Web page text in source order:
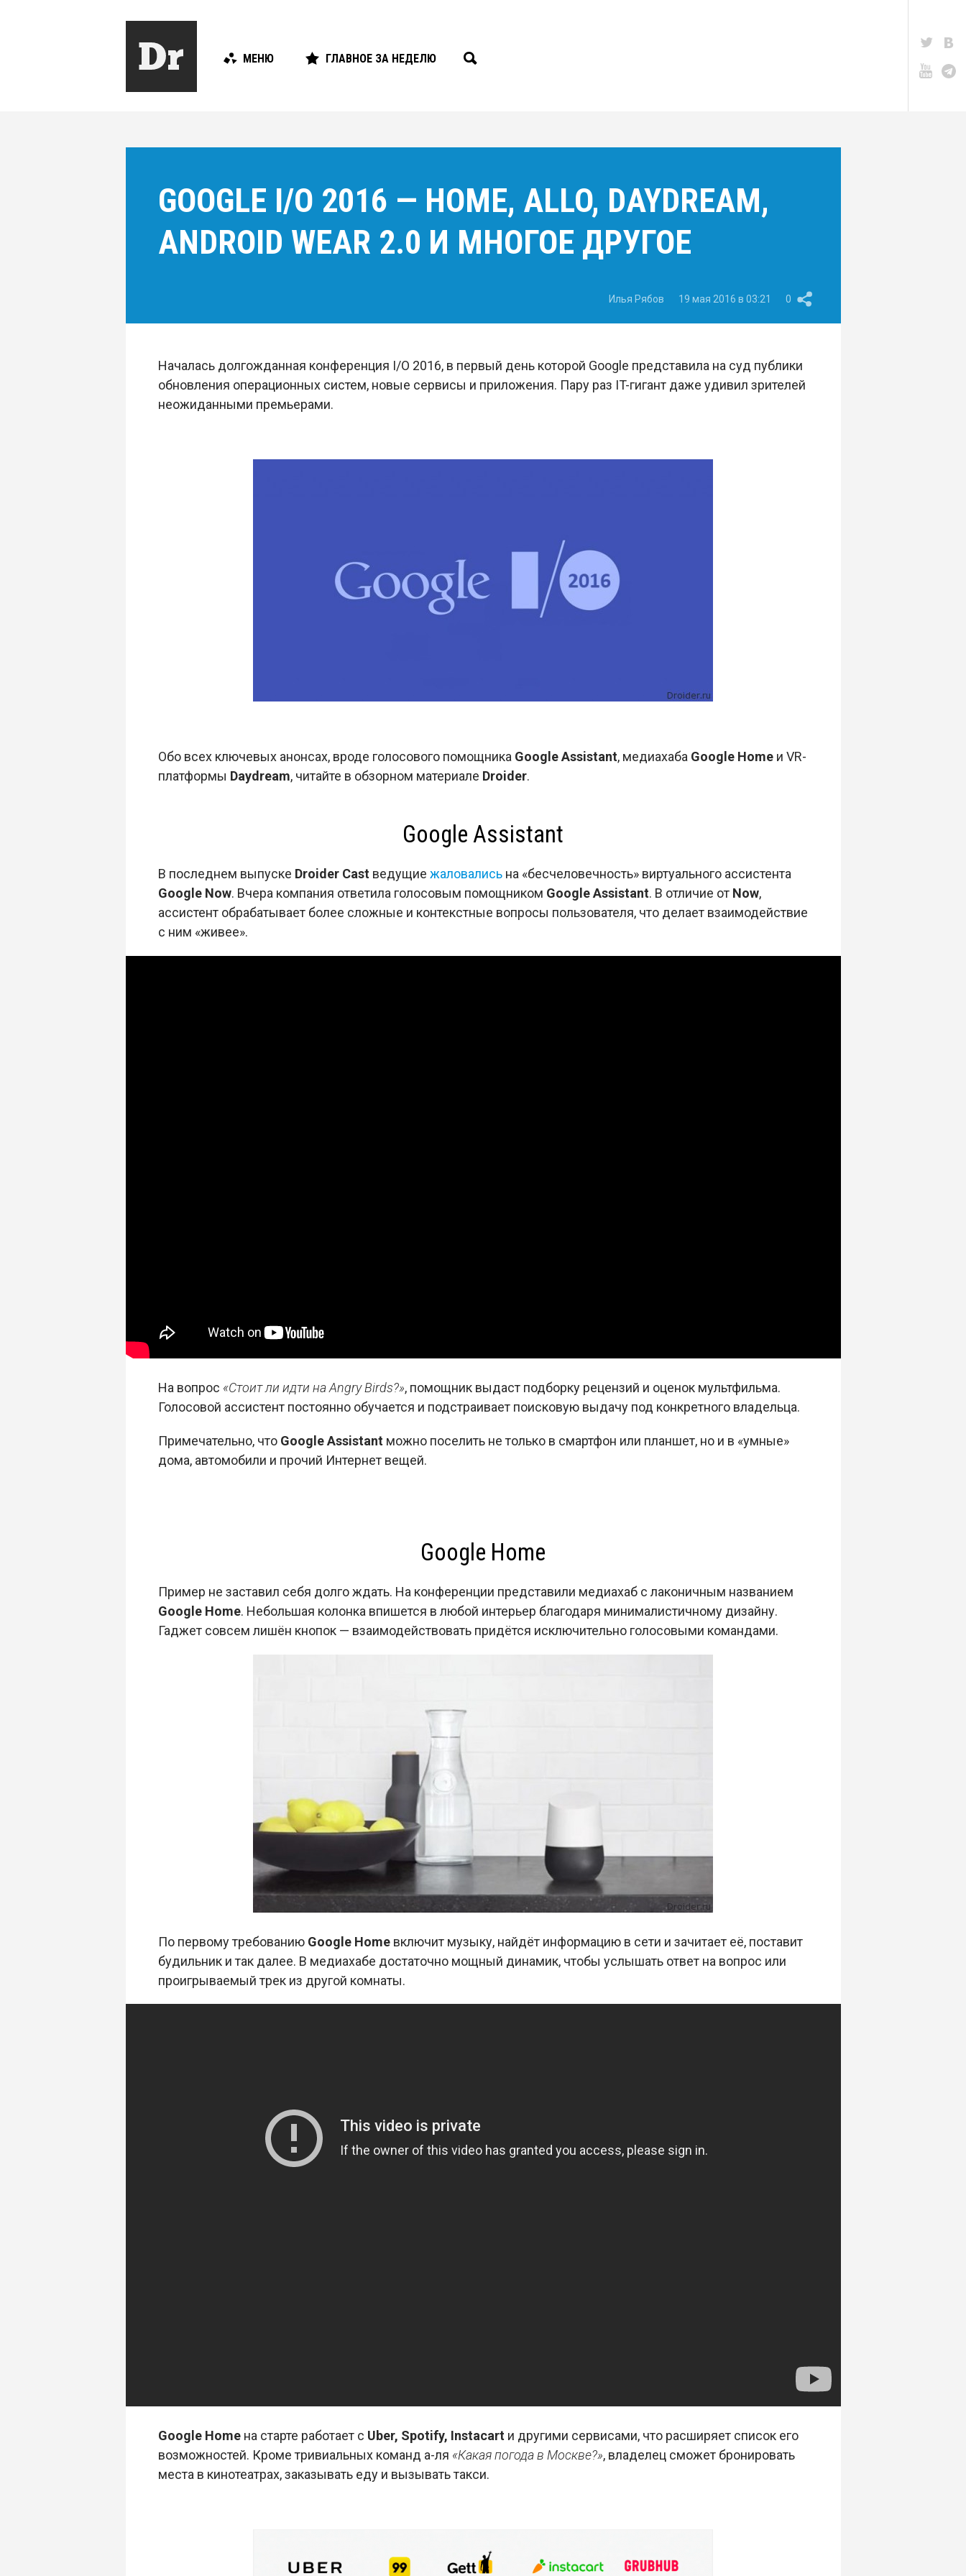
МЕНЮ ГЛАВНОЕ ЗА НЕДЕЛЮ
GOOGLE I/O 2016 — HOME, ALLO, DAYDREAM,
ANDROID WEAR 2.0 И МНОГОЕ ДРУГОЕ
Илья Рябов 19 мая 2016 в 03:21 0
Началась долгожданная конференция I/O 2016, в первый день которой Google представила на суд публики
обновления операционных систем, новые сервисы и приложения. Пару раз IT-гигант даже удивил зрителей
неожиданными премьерами.
Обо всех ключевых анонсах, вроде голосового помощника Google Assistant, медиахаба Google Home и VR-
платформы Daydream, читайте в обзорном материале Droider.
Google Assistant
В последнем выпуске Droider Castведущие жаловалисьна «бесчеловечность» виртуального ассистента
Google Now. Вчера компания ответила голосовым помощником Google Assistant. В отличие от Now,
ассистент обрабатывает более сложные и контекстные вопросы пользователя, что делает взаимодействие
с ним «живее».
На вопрос «Стоит ли идти на Angry Birds?», помощник выдаст подборку рецензий и оценок мультфильма.
Голосовой ассистент постоянно обучается и подстраивает поисковую выдачу под конкретного владельца.
Примечательно, что Google Assistantможно поселить не только в смартфон или планшет, но и в «умные»
дома, автомобили и прочий Интернет вещей.
Google Home
Пример не заставил себя долго ждать. На конференции представили медиахаб с лаконичным названием
Google Home. Небольшая колонка впишется в любой интерьер благодаря минималистичному дизайну.
Гаджет совсем лишён кнопок — взаимодействовать придётся исключительно голосовыми командами.
По первому требованию Google Homeвключит музыку, найдёт информацию в сети и зачитает её, поставит
будильник и так далее. В медиахабе достаточно мощный динамик, чтобы услышать ответ на вопрос или
проигрываемый трек из другой комнаты.
Google Homeна старте работает с Uber, Spotify, Instacartи другими сервисами, что расширяет список его
возможностей. Кроме тривиальных команд а-ля «Какая погода в Москве?», владелец сможет бронировать
места в кинотеатрах, заказывать еду и вызывать такси.